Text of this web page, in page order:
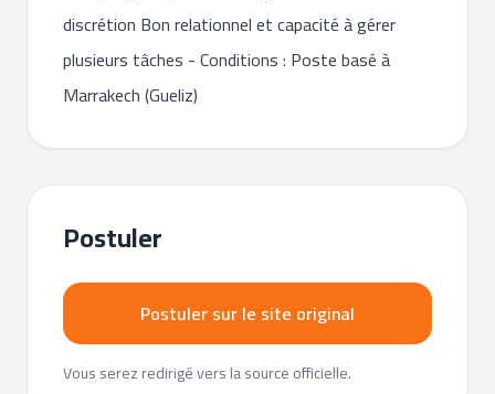
discrétion Bon relationnel et capacité à gérer
plusieurs tâches - Conditions : Poste basé à
Marrakech (Gueliz)
Postuler
Postuler sur le site original
Vous serez redirigé vers la source officielle.